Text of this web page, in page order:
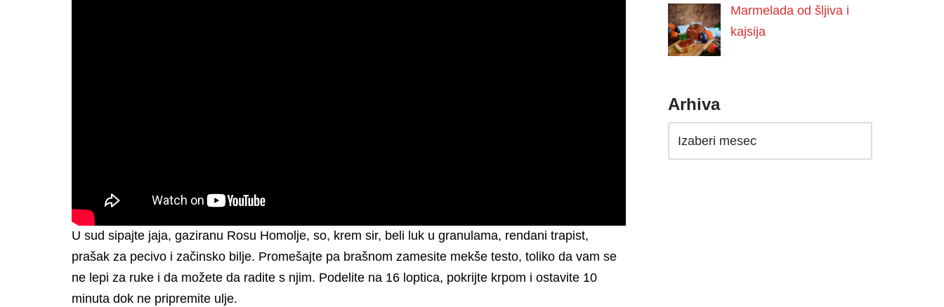
U sud sipajte jaja, gaziranu Rosu Homolje, so, krem sir, beli luk u granulama, rendani trapist,
prašak za pecivo i začinsko bilje. Promešajte pa brašnom zamesite mekše testo, toliko da vam se
ne lepi za ruke i da možete da radite s njim. Podelite na 16 loptica, pokrijte krpom i ostavite 10
minuta dok ne pripremite ulje.
Marmelada od šljiva i
kajsija
Arhiva